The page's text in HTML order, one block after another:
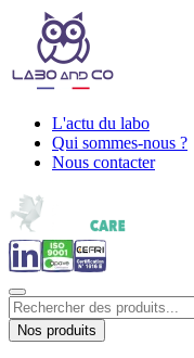
L'actu du labo
Qui sommes-nous ?
Nous contacter
Nos produits